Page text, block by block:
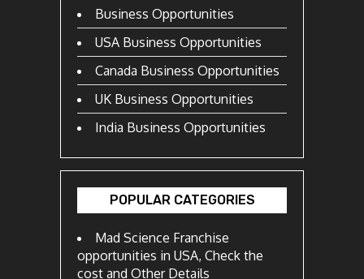
Business Opportunities
USA Business Opportunities
Canada Business Opportunities
UK Business Opportunities
India Business Opportunities
POPULAR CATEGORIES
Mad Science Franchise
opportunities in USA, Check the
cost and Other Details